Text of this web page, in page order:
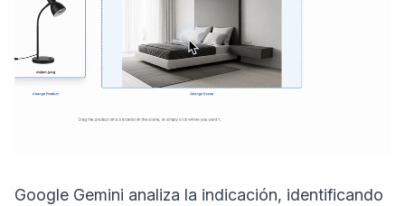
Google Gemini analiza la indicación, identificando